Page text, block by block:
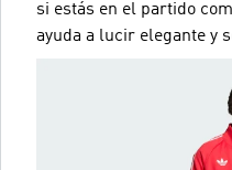
si estás en el partido
ayuda a lucir elegante y